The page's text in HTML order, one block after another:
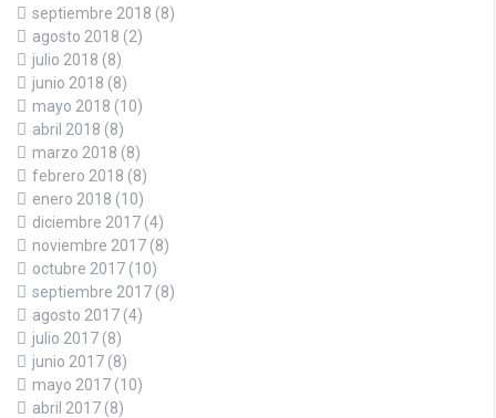
septiembre 2018 (8)
agosto 2018 (2)
julio 2018 (8)
junio 2018 (8)
mayo 2018 (10)
abril 2018 (8)
marzo 2018 (8)
febrero 2018 (8)
enero 2018 (10)
diciembre 2017 (4)
noviembre 2017 (8)
octubre 2017 (10)
septiembre 2017 (8)
agosto 2017 (4)
julio 2017 (8)
junio 2017 (8)
mayo 2017 (10)
abril 2017 (8)